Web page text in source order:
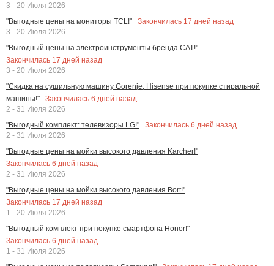
3 - 20 Июля 2026
"Выгодные цены на мониторы TCL!"
Закончилась 17 дней назад
3 - 20 Июля 2026
"Выгодный цены на электроинструменты бренда CAT!"
Закончилась 17 дней назад
3 - 20 Июля 2026
"Скидка на сушильную машину Gorenje, Hisense при покупке стиральной
машины!"
Закончилась 6 дней назад
2 - 31 Июля 2026
"Выгодный комплект: телевизоры LG!"
Закончилась 6 дней назад
2 - 31 Июля 2026
"Выгодные цены на мойки высокого давления Karcher!"
Закончилась 6 дней назад
2 - 31 Июля 2026
"Выгодные цены на мойки высокого давления Bort!"
Закончилась 17 дней назад
1 - 20 Июля 2026
"Выгодный комплект при покупке смартфона Honor!"
Закончилась 6 дней назад
1 - 31 Июля 2026